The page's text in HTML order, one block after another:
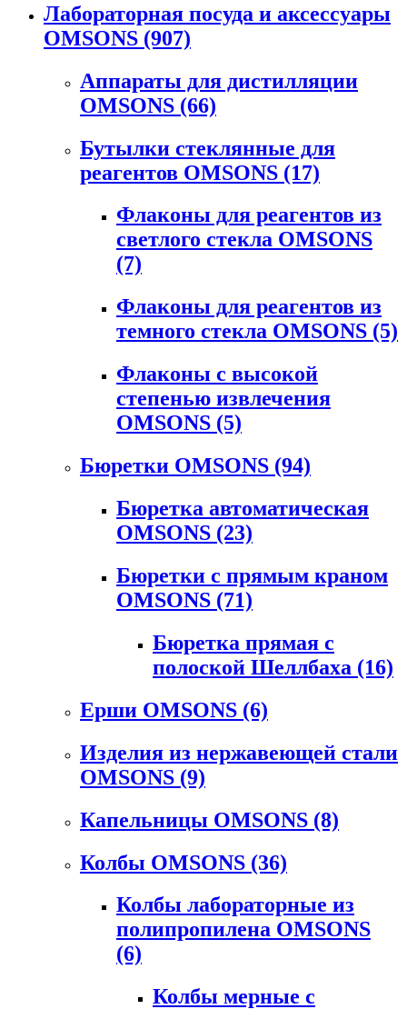
Лабораторная посуда и аксессуары
OMSONS (907)
Аппараты для дистилляции
OMSONS (66)
Бутылки стеклянные для
реагентов OMSONS (17)
Флаконы для реагентов из
светлого стекла OMSONS
(7)
Флаконы для реагентов из
темного стекла OMSONS (5)
Флаконы с высокой
степенью извлечения
OMSONS (5)
Бюретки OMSONS (94)
Бюретка автоматическая
OMSONS (23)
Бюретки с прямым краном
OMSONS (71)
Бюретка прямая с
полоской Шеллбаха (16)
Ерши OMSONS (6)
Изделия из нержавеющей стали
OMSONS (9)
Капельницы OMSONS (8)
Колбы OMSONS (36)
Колбы лабораторные из
полипропилена OMSONS
(6)
Колбы мерные с